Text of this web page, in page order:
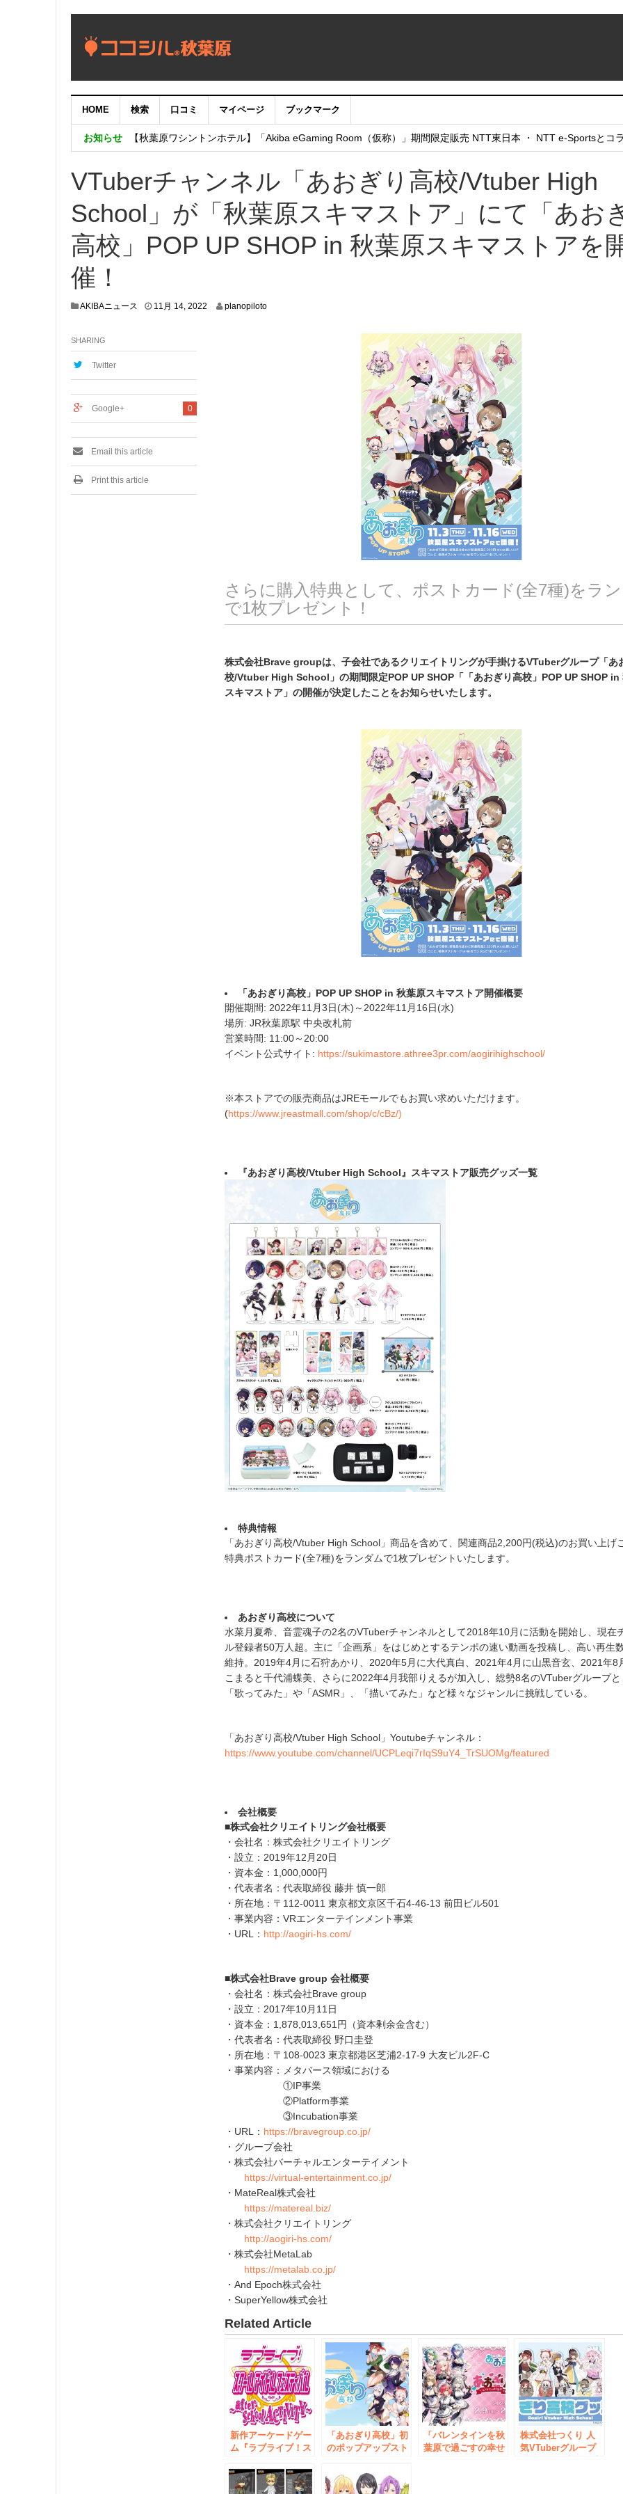
HOME 検索 口コミ マイページ ブックマーク
お知らせ
【重要：9月5日（火）22時】ココシル：アカウントサービス移行のお知らせ
【秋葉原ワシントンホテル】「Akiba eGaming Room（仮称）」期間限定販売 NTT東日本 ・ NTT e-Sportsとコ
VTuberチャンネル「あおぎり高校/Vtuber High
School」が「秋葉原スキマストア」にて「あお
高校」POP UP SHOP in 秋葉原スキマストアを
催！
AKIBAニュース 11月 14, 2022 planopiloto
さらに購入特典として、ポストカード(全7種)をラ
で1枚プレゼント！
株式会社Brave groupは、子会社であるクリエイトリングが手掛けるVTuberグループ「あ
校/Vtuber High School」の期間限定POP UP SHOP「「あおぎり高校」POP UP SHOP in
スキマストア」の開催が決定したことをお知らせいたします。
「あおぎり高校」POP UP SHOP in 秋葉原スキマストア開催概要
開催期間: 2022年11月3日(木)～2022年11月16日(水)
場所: JR秋葉原駅 中央改札前
営業時間: 11:00～20:00
イベント公式サイト: https://sukimastore.athree3pr.com/aogirihighschool/
※本ストアでの販売商品はJREモールでもお買い求めいただけます。
(https://www.jreastmall.com/shop/c/cBz/)
『あおぎり高校/Vtuber High School』スキマストア販売グッズ一覧
特典情報
「あおぎり高校/Vtuber High School」商品を含めて、関連商品2,200円(税込)のお買い上げ
特典ポストカード(全7種)をランダムで1枚プレゼントいたします。
あおぎり高校について
水菜月夏希、音霊魂子の2名のVTuberチャンネルとして2018年10月に活動を開始し、現在
ル登録者50万人超。主に「企画系」をはじめとするテンポの速い動画を投稿し、高い再生
維持。2019年4月に石狩あかり、2020年5月に大代真白、2021年4月に山黒音玄、2021年8
こまると千代浦蝶美、さらに2022年4月我部りえるが加入し、総勢8名のVTuberグループと
「歌ってみた」や「ASMR」、「描いてみた」など様々なジャンルに挑戦している。
「あおぎり高校/Vtuber High School」Youtubeチャンネル：
https://www.youtube.com/channel/UCPLeqi7rIqS9uY4_TrSUOMg/featured
会社概要
■株式会社クリエイトリング会社概要
・会社名：株式会社クリエイトリング
・設立：2019年12月20日
・資本金：1,000,000円
・代表者名：代表取締役 藤井 慎一郎
・所在地：〒112-0011 東京都文京区千石4-46-13 前田ビル501
・事業内容：VRエンターテインメント事業
・URL： http://aogiri-hs.com/
■株式会社Brave group 会社概要
・会社名：株式会社Brave group
・設立：2017年10月11日
・資本金：1,878,013,651円（資本剰余金含む）
・代表者名：代表取締役 野口圭登
・所在地：〒108-0023 東京都港区芝浦2-17-9 大友ビル2F-C
・事業内容：メタバース領域における
①IP事業
②Platform事業
③Incubation事業
・URL： https://bravegroup.co.jp/
・グループ会社
・株式会社バーチャルエンターテイメント
https://virtual-entertainment.co.jp/
・MateReal株式会社
https://matereal.biz/
・株式会社クリエイトリング
http://aogiri-hs.com/
・株式会社MetaLab
https://metalab.co.jp/
・And Epoch株式会社
・SuperYellow株式会社
Related Article
新作アーケードゲー
ム『ラブライブ！ス
スティバル ～after
school ACTIVITY
「あおぎり高校」初
のポップアップスト
ーマーズ本店にて
2021年5月9日(日)ま
「バレンタインを秋
葉原で過ごすの幸せ
株式会社つくり 人
気VTuberグループ
SHARING
Twitter
0
Google+
Email this article
Print this article